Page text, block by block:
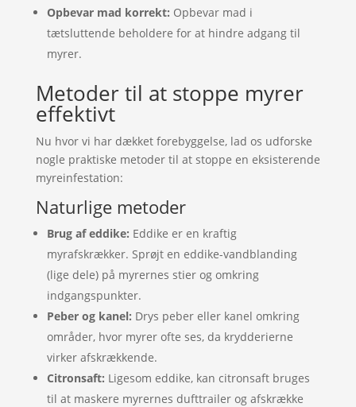
Opbevar mad korrekt: Opbevar mad i
tætsluttende beholdere for at hindre adgang til
myrer.
Metoder til at stoppe myrer
effektivt
Nu hvor vi har dækket forebyggelse, lad os udforske
nogle praktiske metoder til at stoppe en eksisterende
myreinfestation:
Naturlige metoder
Brug af eddike: Eddike er en kraftig
myrafskrækker. Sprøjt en eddike-vandblanding
(lige dele) på myrernes stier og omkring
indgangspunkter.
Peber og kanel: Drys peber eller kanel omkring
områder, hvor myrer ofte ses, da krydderierne
virker afskrækkende.
Citronsaft: Ligesom eddike, kan citronsaft bruges
til at maskere myrernes dufttrailer og afskrække